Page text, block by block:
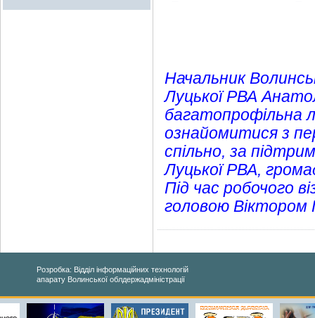
Начальник
Луцької РВА
багатопрофільна
ознайомитися з
спільно, за
Луцької РВА,
Під час робочого
головою Віктором
Розробка: Відділ інформаційних технологій
апарату Волинської облдержадміністрації